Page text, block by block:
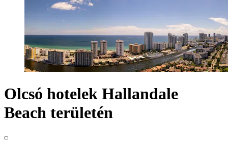
Olcsó hotelek Hallandale
Beach területén